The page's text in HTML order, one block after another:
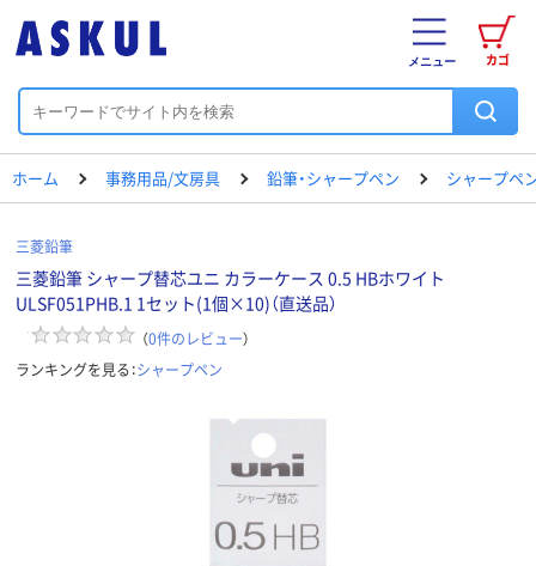
カゴ
メニュー
ホーム 事務用品/文房具 鉛筆・シャープペン シャープペ
三菱鉛筆
三菱鉛筆 シャープ替芯ユニ カラーケース 0.5 HBホワイト
ULSF051PHB.1 1セット(1個×10)（直送品）
（0件のレビュー）
ランキングを見る：シャープペン